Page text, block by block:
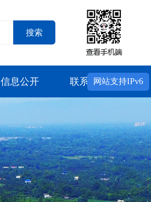
搜索
信息公开 联系我们网站支持IPv6